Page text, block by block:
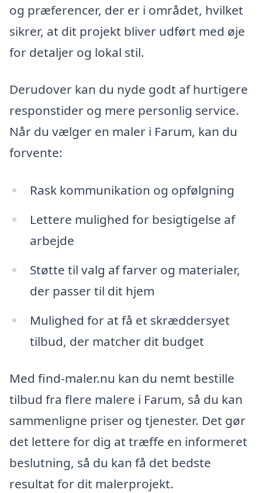
og præferencer, der er i området, hvilket
sikrer, at dit projekt bliver udført med øje
for detaljer og lokal stil.
Derudover kan du nyde godt af hurtigere
responstider og mere personlig service.
Når du vælger en maler i Farum, kan du
forvente:
Rask kommunikation og opfølgning
Lettere mulighed for besigtigelse af
arbejde
Støtte til valg af farver og materialer,
der passer til dit hjem
Mulighed for at få et skræddersyet
tilbud, der matcher dit budget
Med find-maler.nu kan du nemt bestille
tilbud fra flere malere i Farum, så du kan
sammenligne priser og tjenester. Det gør
det lettere for dig at træffe en informeret
beslutning, så du kan få det bedste
resultat for dit malerprojekt.